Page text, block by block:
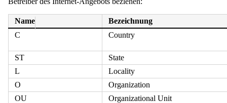
Name
Bezeichnung
C
Country
ST
State
L
Locality
O
Organization
OU
Organizational Unit